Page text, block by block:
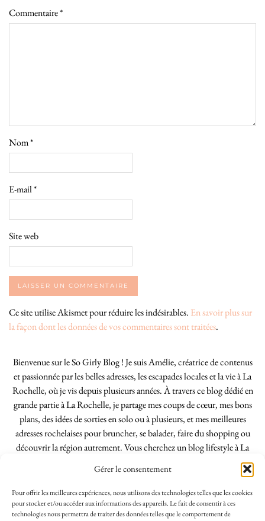
Gérer le consentement
Pour offrir les meilleures expériences, nous utilisons des technologies telles que les cookies
pour stocker et/ou accéder aux informations des appareils. Le fait de consentir à ces
technologies nous permettra de traiter des données telles que le comportement de
Commentaire*
Nom*
E-mail*
Site web
Ce site utilise Akismet pour réduire les indésirables. En savoir plus sur
la façon dont les données de vos commentaires sont traitées.
Bienvenue sur le So Girly Blog ! Je suis Amélie, créatrice de contenus
et passionnée par les belles adresses, les escapades locales et la vie à La
Rochelle, où je vis depuis plusieurs années. À travers ce blog dédié en
grande partie à La Rochelle, je partage mes coups de cœur, mes bons
plans, des idées de sorties en solo ou à plusieurs, et mes meilleures
adresses rochelaises pour bruncher, se balader, faire du shopping ou
découvrir la région autrement. Vous cherchez un blog lifestyle à La
Rochelle, tenu par une locale ? Vous êtes au bon endroit. Que vous
soyez Rochelais·e ou de passage dans notre belle ville, j’espère que mes
articles vous aideront à profiter de La Rochelle comme un·e vrai·e
initié·e. !